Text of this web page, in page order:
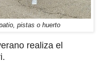
pistas o huerto
realiza el